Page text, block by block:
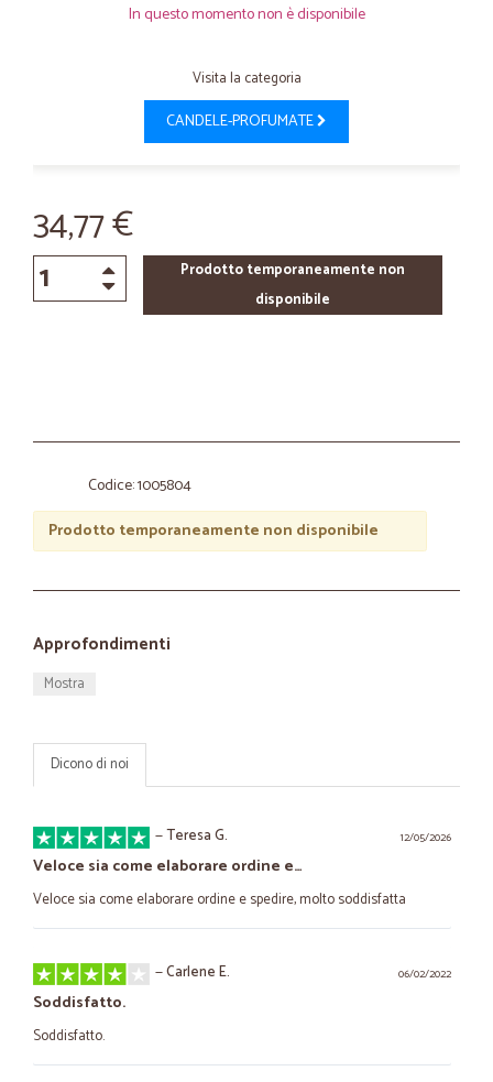
In questo momento non è disponibile
Visita la categoria
CANDELE-PROFUMATE
34,77 €
Prodotto temporaneamente non
disponibile
Codice: 1005804
Prodotto temporaneamente non disponibile
Approfondimenti
Mostra
Dicono di noi
12/05/2026
—Teresa G.
Veloce sia come elaborare ordine e…
Veloce sia come elaborare ordine e spedire, molto soddisfatta
06/02/2022
—Carlene E.
Soddisfatto.
Soddisfatto.